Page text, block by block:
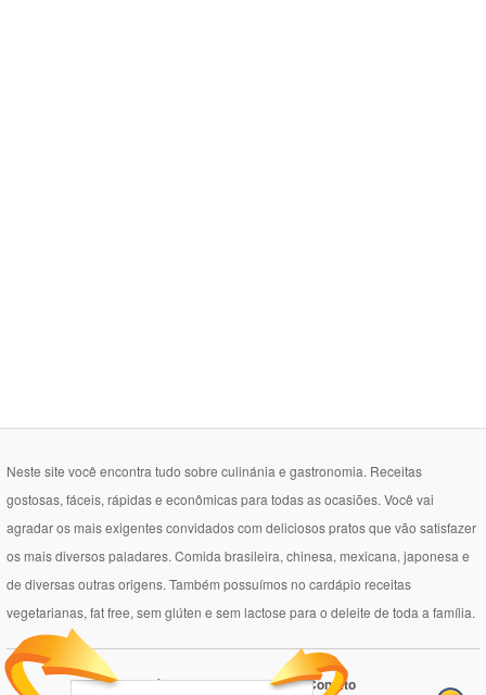
Neste site você encontra tudo sobre culinánia e gastronomia. Receitas
gostosas, fáceis, rápidas e econômicas para todas as ocasiões. Você vai
agradar os mais exigentes convidados com deliciosos pratos que vão satisfazer
os mais diversos paladares. Comida brasileira, chinesa, mexicana, japonesa e
de diversas outras origens. Também possuímos no cardápio receitas
vegetarianas, fat free, sem glúten e sem lactose para o deleite de toda a família.
Política de Privacidade Contato